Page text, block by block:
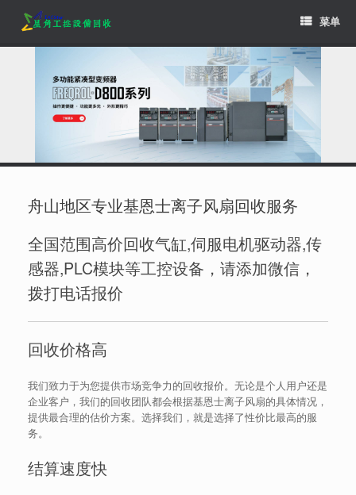
content
菜单
舟山地区专业基恩士离子风扇回收服务
全国范围高价回收气缸,伺服电机驱动器,传
感器,PLC模块等工控设备，请添加微信，
拨打电话报价
回收价格高
我们致力于为您提供市场竞争力的回收报价。无论是个人用户还是
企业客户，我们的回收团队都会根据基恩士离子风扇的具体情况，
提供最合理的估价方案。选择我们，就是选择了性价比最高的服
务。
结算速度快